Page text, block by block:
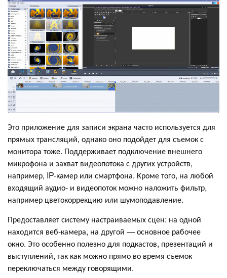
Это приложение для записи экрана часто используется для
прямых трансляций, однако оно подойдет для съемок с
монитора тоже. Поддерживает подключение внешнего
микрофона и захват видеопотока с других устройств,
например, IP-камер или смартфона. Кроме того, на любой
входящий аудио- и видеопоток можно наложить фильтр,
например цветокоррекцию или шумоподавление.
Предоставляет систему настраиваемых сцен: на одной
находится веб-камера, на другой — основное рабочее
окно. Это особенно полезно для подкастов, презентаций и
выступлений, так как можно прямо во время съемок
переключаться между говорящими.